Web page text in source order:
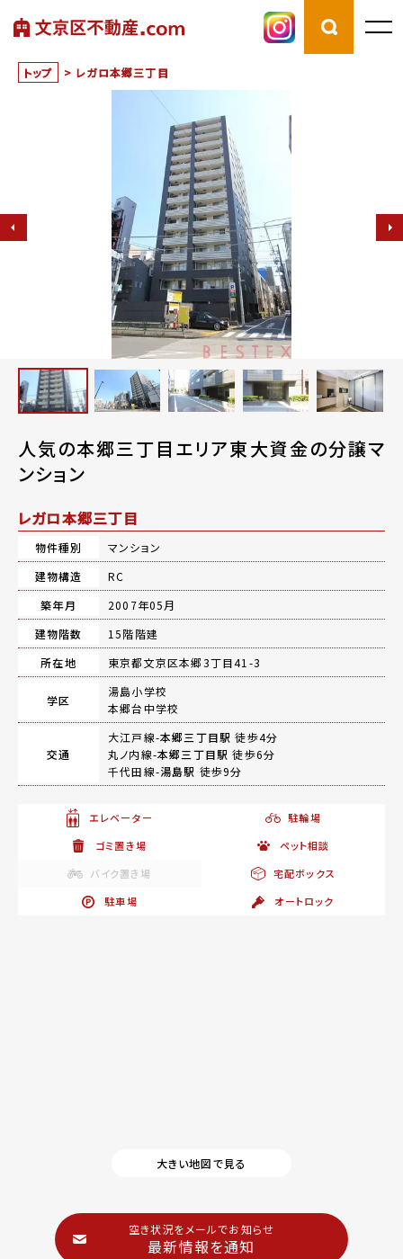
トップ > レガロ本郷三丁目
人気の本郷三丁目エリア東大資金の分譲マ
ンション
レガロ本郷三丁目
物件種別
マンション
建物構造
RC
築年月
2007年05月
建物階数
15階階建
所在地
東京都文京区本郷3丁目41-3
学区
湯島小学校
本郷台中学校
交通
大江戸線-本郷三丁目駅 徒歩4分
丸ノ内線-本郷三丁目駅 徒歩6分
千代田線-湯島駅 徒歩9分
エレベーター
駐輪場
ゴミ置き場
ペット相談
バイク置き場
宅配ボックス
駐車場
オートロック
大きい地図で見る
空き状況をメールでお知らせ
最新情報を通知